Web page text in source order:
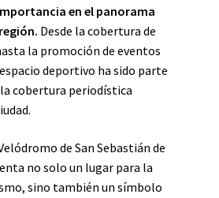
en el panorama
Desde la cobertura de
la promoción de eventos
deportivo ha sido parte
cobertura periodística
de San Sebastián de
no solo un lugar para la
sino también un símbolo